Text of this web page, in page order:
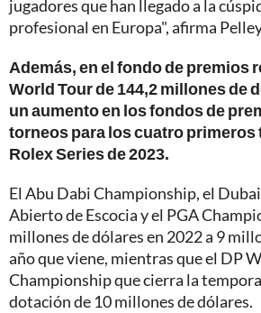
jugadores que han llegado a la
profesional en Europa", afirma
Además, en el fondo de premios
World Tour de 144,2 millones de
un aumento en los fondos de
torneos para los cuatro primeros
Rolex Series de 2023.
El Abu Dabi Championship, el
Abierto de Escocia y el PGA
millones de dólares en 2022 a 9
año que viene, mientras que el DP
Championship que cierra la
dotación de 10 millones de dólares.